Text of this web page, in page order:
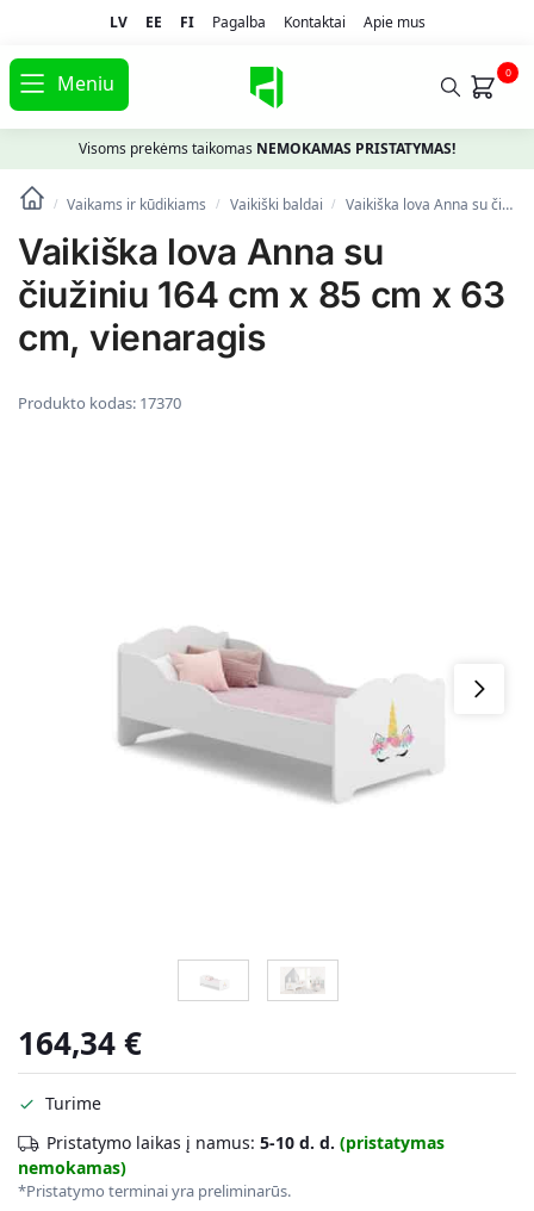
LV EE FI Pagalba Kontaktai Apie mus
Meniu 0
Visoms prekėms taikomas NEMOKAMAS PRISTATYMAS!
/ Vaikams ir kūdikiams / Vaikiški baldai / Vaikiška lova Anna su čiužiniu 164 cm x 85 cm x 63 cm, vienaragis
Vaikiška lova Anna su
čiužiniu 164 cm x 85 cm x 63
cm, vienaragis
Produkto kodas: 17370
164,34€
Turime
Pristatymo laikas į namus: 5-10 d. d. (pristatymas
nemokamas)
*Pristatymo terminai yra preliminarūs.